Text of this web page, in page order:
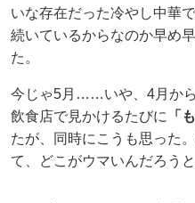
いな存在だった冷やし中華
続いているからなのか早め
た。
今じゃ5月……いや、4月から
飲食店で見かけるたびに
「
たが、同時にこうも思った
て、どこがウマいんだろうと